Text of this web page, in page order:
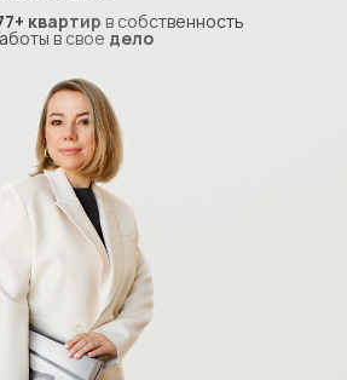
квартир в собственность
в свое дело